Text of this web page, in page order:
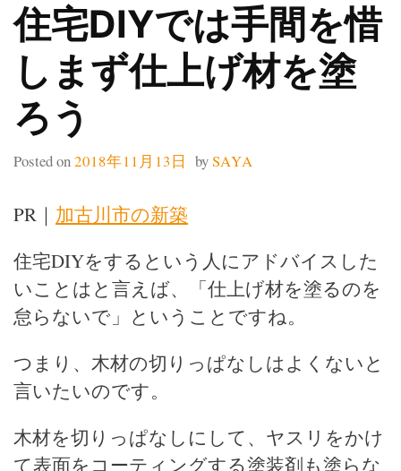
住宅DIYでは手間を惜
しまず仕上げ材を塗
ろう
Posted on2018年11月13日 bySAYA
PR｜ 加古川市の新築
住宅DIYをするという人にアドバイスした
いことはと言えば、「仕上げ材を塗るのを
怠らないで」ということですね。
つまり、木材の切りっぱなしはよくないと
言いたいのです。
木材を切りっぱなしにして、ヤスリをかけ
て表面をコーティングする塗装剤も塗らな